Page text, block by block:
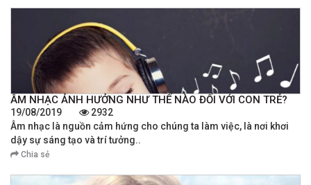
ÂM NHẠC ẢNH HƯỞNG NHƯ THẾ NÀO ĐỐI VỚI CON TRẺ?
19/08/2019
2932
Âm nhạc là nguồn cảm hứng cho chúng ta làm việc, là nơi khơi
dậy sự sáng tạo và trí tưởng..
Chia sẻ